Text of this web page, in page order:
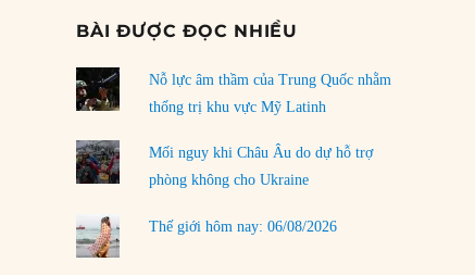
01/08/2026
31/07/2026
phải chịu đựng?
30/07/2026
BÀI ĐƯỢC ĐỌC NHIỀU
Nỗ lực âm thầm của Trung Quốc nhằm
thống trị khu vực Mỹ Latinh
Mối nguy khi Châu Âu do dự hỗ trợ
phòng không cho Ukraine
Thế giới hôm nay: 06/08/2026